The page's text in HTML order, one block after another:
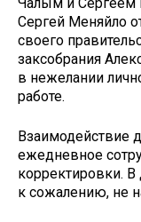
Сергей Меняйло
своего
заксобрания
в нежелании
работе.
Взаимодействие
ежедневное
корректировки.
к сожалению, не